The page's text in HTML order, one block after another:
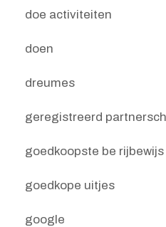
doe activiteiten
doen
dreumes
geregistreerd
goedkoopste be rijbewijs
goedkope uitjes
google